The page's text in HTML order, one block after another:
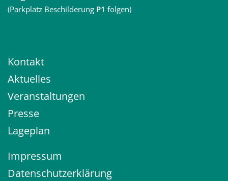
(Parkplatz Beschilderung P1 folgen)
Kontakt
Aktuelles
Veranstaltungen
Presse
Lageplan
Impressum
Datenschutzerklärung